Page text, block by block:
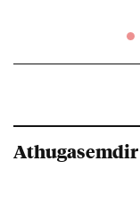
Athugasemdir